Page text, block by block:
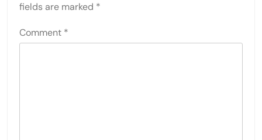
fields are marked *
Comment *